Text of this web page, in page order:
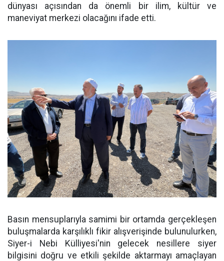
dünyası açısından da önemli bir ilim, kültür ve
maneviyat merkezi olacağını ifade etti.
Basın mensuplarıyla samimi bir ortamda gerçekleşen
buluşmalarda karşılıklı fikir alışverişinde bulunulurken,
Siyer-i Nebi Külliyesi'nin gelecek nesillere siyer
bilgisini doğru ve etkili şekilde aktarmayı amaçlayan